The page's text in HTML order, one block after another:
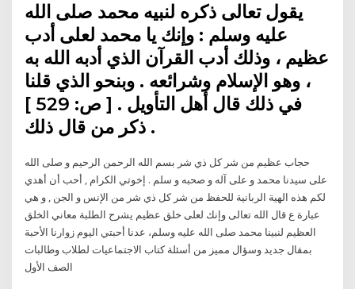
يقول تعالى ذكره لنبيه محمد صلى الله
عليه وسلم : وإنك يا محمد لعلى أدب
عظيم ، وذلك أدب القرآن الذي أدبه الله به
، وهو الإسلام وشرائعه . وبنحو الذي قلنا
في ذلك قال أهل التأويل . [ ص: 529 ]
ذكر من قال ذلك .
حجاب عظيم من شر كل ذي شر بسم الله الرحمن الرحيم و صلى الله
على سيدنا محمد و على آله و صحبه و سلم . إخوتي الكرام , أحب أن أهدي
لكم هذه الهية الربانية للحفظ من شر كل ذي شر من الإنس و الجن , و هي
عبارة ع قال الله تعالى وإنك لعلى خلق عظيم يشرح الطلبة معاني الخلق
العظيم لنبينا محمد صلى الله عليه وسلم، عدنا أحبتي اليوم زوارنا الأحبة
بمقال جديد وسؤال مميز من أسئلة كتاب الاجتماعيات لطلاب وطالبات
الصف الأول